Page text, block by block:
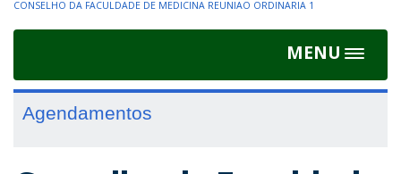
CONSELHO DA FACULDADE DE MEDICINA REUNIAO ORDINARIA 1
MENU
Toggle
Agendamentos